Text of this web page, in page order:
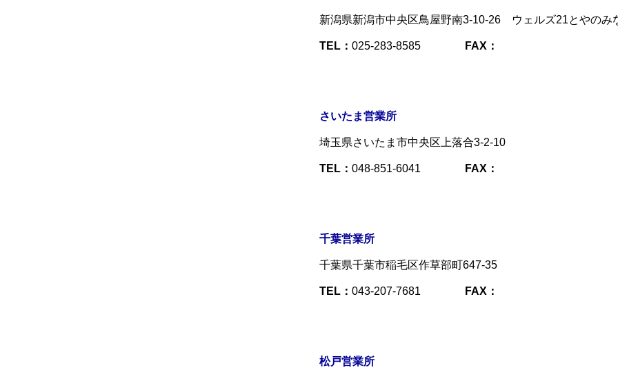
新潟県新潟市中央区鳥屋野南3-10-26 ウェルズ21とやのみ
TEL： 025-283-8585 FAX：
さいたま営業所
埼玉県さいたま市中央区上落合3-2-10
TEL： 048-851-6041 FAX：
千葉営業所
千葉県千葉市稲毛区作草部町647-35
TEL： 043-207-7681 FAX：
松戸営業所